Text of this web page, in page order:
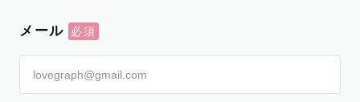
メール